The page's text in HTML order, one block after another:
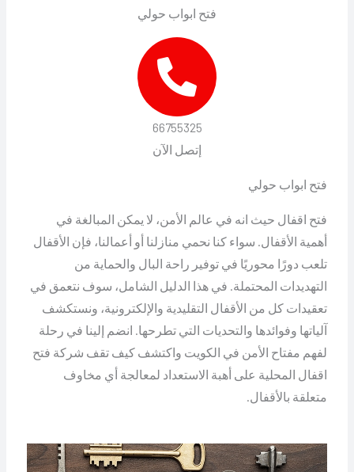
فتح ابواب حولي
66755325
إتصل الآن
فتح ابواب حولي
فتح اقفال حيث انه في عالم الأمن، لا يمكن المبالغة في
أهمية الأقفال. سواء كنا نحمي منازلنا أو أعمالنا، فإن الأقفال
تلعب دورًا محوريًا في توفير راحة البال والحماية من
التهديدات المحتملة. في هذا الدليل الشامل، سوف نتعمق في
تعقيدات كل من الأقفال التقليدية والإلكترونية، ونستكشف
آلياتها وفوائدها والتحديات التي تطرحها. انضم إلينا في رحلة
لفهم مفتاح الأمن في الكويت واكتشف كيف تقف شركة فتح
اقفال المحلية على أهبة الاستعداد لمعالجة أي مخاوف
متعلقة بالأقفال.